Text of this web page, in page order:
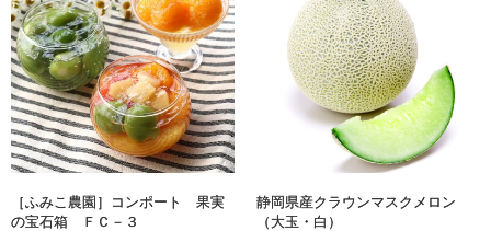
［ふみこ農園］コンポート 果実
の宝石箱 ＦＣ－３
静岡県産クラウンマスクメロン
（大玉・白）